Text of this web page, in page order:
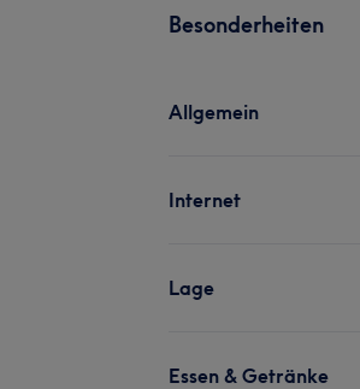
Besonderheiten
Allgemein
Internet
Lage
Essen & Getränke